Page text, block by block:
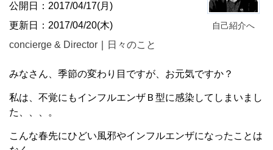
自己紹介へ
公開日：2017/04/17(月)
更新日：2017/04/20(木)
concierge & Director
日々のこと
みなさん、季節の変わり目ですが、お元気ですか？
私は、不覚にもインフルエンザＢ型に感染してしまいまし
た、、、。
こんな春先にひどい風邪やインフルエンザになったことは